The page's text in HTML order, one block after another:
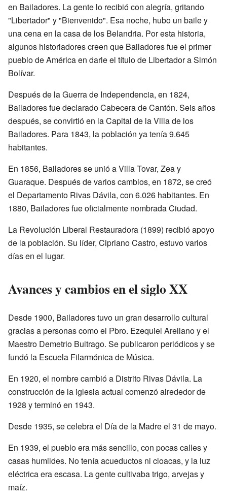
en Bailadores. La gente lo recibió con alegría, gritando
"Libertador" y "Bienvenido". Esa noche, hubo un baile y
una cena en la casa de los Belandria. Por esta historia,
algunos historiadores creen que Bailadores fue el primer
pueblo de América en darle el título de Libertador a Simón
Bolívar.
Después de la Guerra de Independencia, en 1824,
Bailadores fue declarado Cabecera de Cantón. Seis años
después, se convirtió en la Capital de la Villa de los
Bailadores. Para 1843, la población ya tenía 9.645
habitantes.
En 1856, Bailadores se unió a Villa Tovar, Zea y
Guaraque. Después de varios cambios, en 1872, se creó
el Departamento Rivas Dávila, con 6.026 habitantes. En
1880, Bailadores fue oficialmente nombrada Ciudad.
La Revolución Liberal Restauradora (1899) recibió apoyo
de la población. Su líder, Cipriano Castro, estuvo varios
días en el lugar.
Avances y cambios en el siglo XX
Desde 1900, Bailadores tuvo un gran desarrollo cultural
gracias a personas como el Pbro. Ezequiel Arellano y el
Maestro Demetrio Buitrago. Se publicaron periódicos y se
fundó la Escuela Filarmónica de Música.
En 1920, el nombre cambió a Distrito Rivas Dávila. La
construcción de la iglesia actual comenzó alrededor de
1928 y terminó en 1943.
Desde 1935, se celebra el Día de la Madre el 31 de mayo.
En 1939, el pueblo era más sencillo, con pocas calles y
casas humildes. No tenía acueductos ni cloacas, y la luz
eléctrica era escasa. La gente cultivaba trigo, arvejas y
maíz.